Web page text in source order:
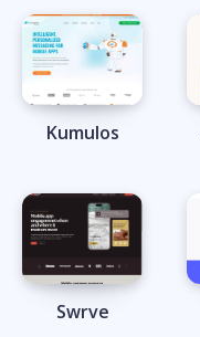
Kumulos
Swrve